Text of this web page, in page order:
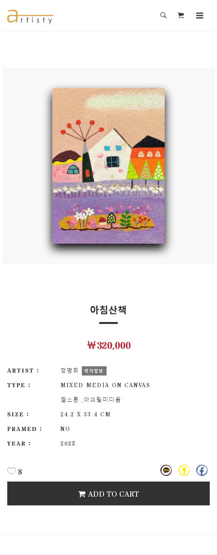
아침산책
￦320,000
ARTIST : 정명희 작가정보
TYPE :
MIXED MEDIA ON CANVAS
젤스톤 ,아크릴미디움
SIZE :
24.2 X 33.4 CM
FRAMED :
NO
YEAR :
2025
8
ADD TO CART